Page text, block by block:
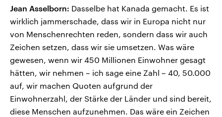
Jean Asselborn: Dasselbe hat Kanada gemacht. Es ist
wirklich jammerschade, dass wir in Europa nicht nur
von Menschenrechten reden, sondern dass wir auch
Zeichen setzen, dass wir sie umsetzen. Was wäre
gewesen, wenn wir 450 Millionen Einwohner gesagt
hätten, wir nehmen – ich sage eine Zahl – 40, 50.000
auf, wir machen Quoten aufgrund der
Einwohnerzahl, der Stärke der Länder und sind bereit,
diese Menschen aufzunehmen. Das wäre ein Zeichen